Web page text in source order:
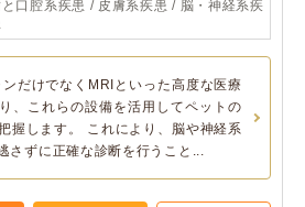
口腔系疾患 / 皮膚系疾患 / 脳・神経系疾
だけでなくMRIといった高度な医療
、これらの設備を活用してペットの
握します。 これにより、脳や神経系
さずに正確な診断を行うこと...